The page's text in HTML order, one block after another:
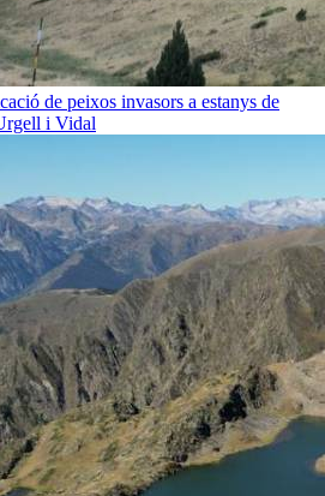
de peixos invasors a estanys de
i Vidal